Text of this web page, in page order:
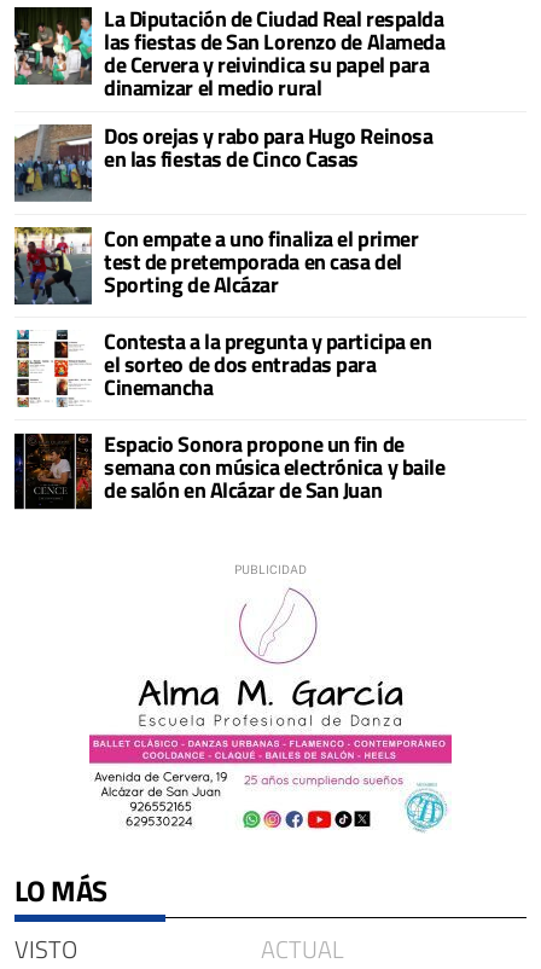
La Diputación de Ciudad Real respalda
las fiestas de San Lorenzo de Alameda
de Cervera y reivindica su papel para
dinamizar el medio rural
Dos orejas y rabo para Hugo Reinosa
en las fiestas de Cinco Casas
Con empate a uno finaliza el primer
test de pretemporada en casa del
Sporting de Alcázar
Contesta a la pregunta y participa en
el sorteo de dos entradas para
Cinemancha
Espacio Sonora propone un fin de
semana con música electrónica y baile
de salón en Alcázar de San Juan
LO MÁS
VISTO ACTUAL